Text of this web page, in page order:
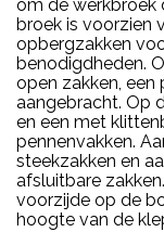
om de werkbroek
broek is voorzien
opbergzakken
benodigdheden.
open zakken, een
aangebracht. Op
en een met
pennenvakken.
steekzakken en
afsluitbare
voorzijde op de
hoogte van de